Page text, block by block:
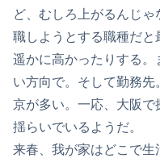
ど、むしろ上がるんじ
職しようとする職種だと
遥かに高かったりする
い方向で。そして勤務
京が多い。一応、大阪
揺らいでいるようだ。
来春、我が家はどこで